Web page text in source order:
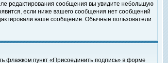
редактирования сообщения вы увидите небольшую
если ниже вашего сообщения нет сообщений
ваше сообщение. Обычные пользователи
флажком пункт «Присоединить подпись» в форме